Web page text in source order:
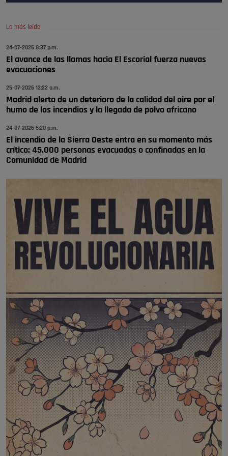
🔴 EXCLUSIVA | El comisario de la …
A ver si llega alguno que de verdad le importe la seguridad de Pozuelo
Pozuelo de Alarcón
Lo más leído
24-07-2026 8:37 p.m.
El avance de las llamas hacia El Escorial fuerza nuevas
evacuaciones
25-07-2026 12:22 a.m.
Madrid alerta de un deterioro de la calidad del aire por el
humo de los incendios y la llegada de polvo africano
24-07-2026 5:20 p.m.
El incendio de la Sierra Oeste entra en su momento más
crítico: 45.000 personas evacuadas o confinadas en la
Comunidad de Madrid